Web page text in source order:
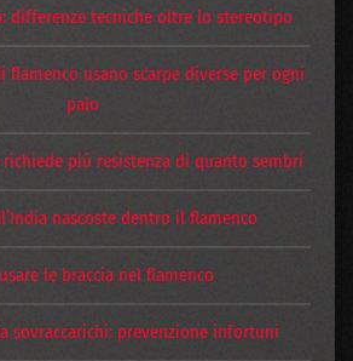
differenze tecniche oltre lo stereotipo
flamenco usano scarpe diverse per ogni
palo
più resistenza di quanto sembri
nascoste dentro il flamenco
le braccia nel flamenco
sovraccarichi: prevenzione infortuni